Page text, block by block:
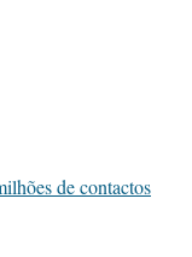
de contactos